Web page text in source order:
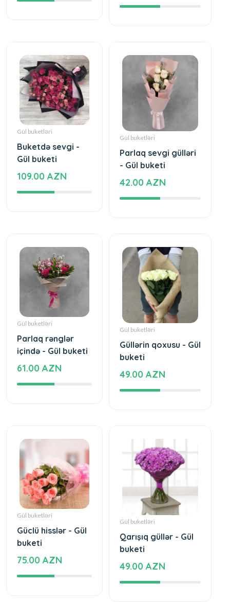
Gül buketləri
Buketdə sevgi -
Gül buketi
109.00 AZN
Gül buketləri
Parlaq sevgi gülləri
- Gül buketi
42.00 AZN
Gül buketləri
Parlaq rənglər
içində - Gül buketi
61.00 AZN
Gül buketləri
Güllərin qoxusu - Gül
buketi
49.00 AZN
Gül buketləri
Güclü hisslər - Gül
buketi
75.00 AZN
Gül buketləri
Qarışıq güllər - Gül
buketi
49.00 AZN